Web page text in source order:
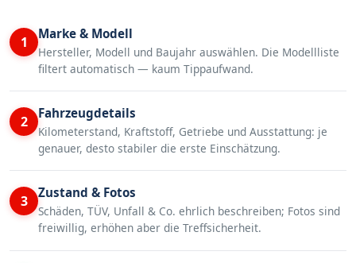
1 Marke & Modell
Hersteller, Modell und Baujahr auswählen. Die Modellliste
filtert automatisch — kaum Tippaufwand.
2 Fahrzeugdetails
Kilometerstand, Kraftstoff, Getriebe und Ausstattung: je
genauer, desto stabiler die erste Einschätzung.
3 Zustand & Fotos
Schäden, TÜV, Unfall & Co. ehrlich beschreiben; Fotos sind
freiwillig, erhöhen aber die Treffsicherheit.